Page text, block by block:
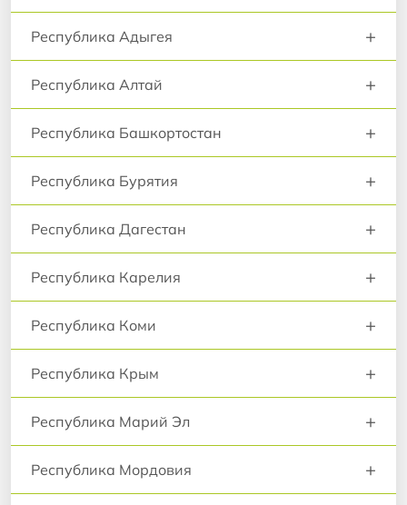
Республика Адыгея +
Республика Алтай +
Республика Башкортостан +
Республика Бурятия +
Республика Дагестан +
Республика Карелия +
Республика Коми +
Республика Крым +
Республика Марий Эл +
Республика Мордовия +